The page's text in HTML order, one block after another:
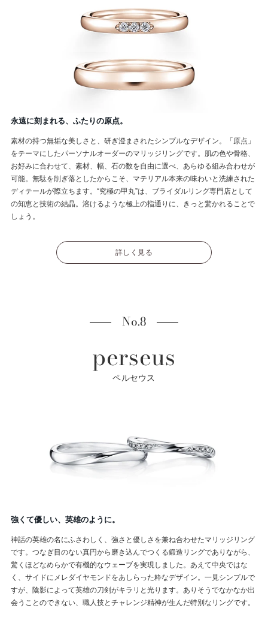
永遠に刻まれる、ふたりの原点。
素材の持つ無垢な美しさと、研ぎ澄まされたシンプルなデザイン。「原点」
をテーマにしたパーソナルオーダーのマリッジリングです。肌の色や骨格、
お好みに合わせて、素材、幅、石の数を自由に選べ、あらゆる組み合わせが
可能。無駄を削ぎ落としたからこそ、マテリアル本来の味わいと洗練された
ディテールが際立ちます。“究極の甲丸”は、ブライダルリング専門店として
の知恵と技術の結晶。溶けるような極上の指通りに、きっと驚かれることで
しょう。
詳しく見る
No.8
perseus
ペルセウス
強くて優しい、英雄のように。
神話の英雄の名にふさわしく、強さと優しさを兼ね合わせたマリッジリング
です。つなぎ目のない真円から磨き込んでつくる鍛造リングでありながら、
驚くほどなめらかで有機的なウェーブを実現しました。あえて中央ではな
く、サイドにメレダイヤモンドをあしらった粋なデザイン。一見シンプルで
すが、陰影によって英雄の刀剣がキラリと光ります。ありそうでなかなか出
会うことのできない、職人技とチャレンジ精神が生んだ特別なリングです。